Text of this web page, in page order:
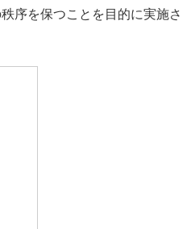
序を保つことを目的に実施さ